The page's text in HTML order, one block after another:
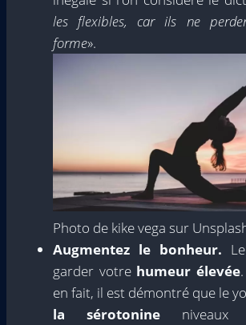
les flexibles, car ils ne
forme».
Photo de kike vega sur
Augmentez le bonheur.
garder votre humeur élevée
en fait, il est démontré que le
la sérotonineniveaux